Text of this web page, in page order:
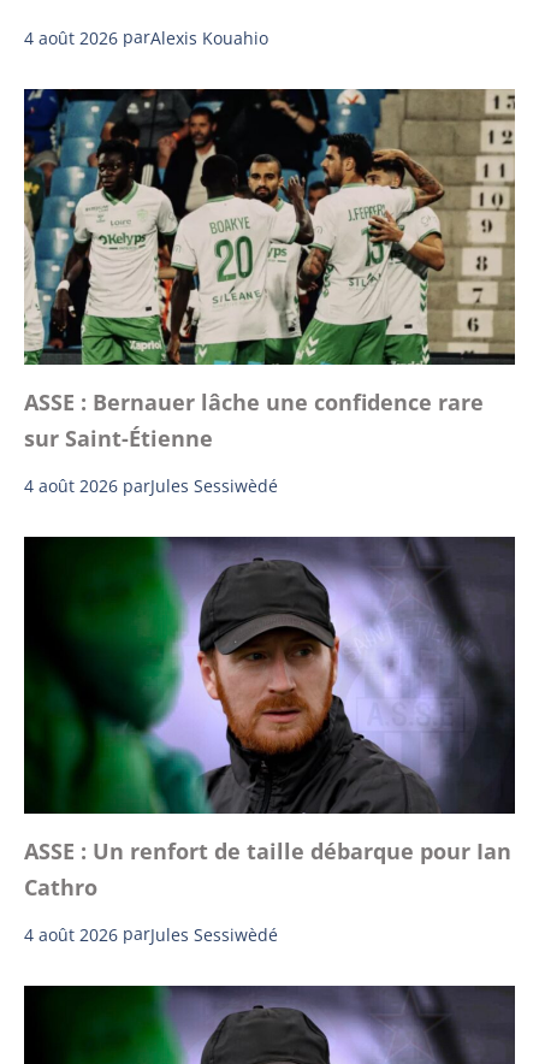
4 août 2026 parAlexis Kouahio
ASSE : Bernauer lâche une confidence rare
sur Saint-Étienne
4 août 2026 parJules Sessiwèdé
ASSE : Un renfort de taille débarque pour Ian
Cathro
4 août 2026 parJules Sessiwèdé